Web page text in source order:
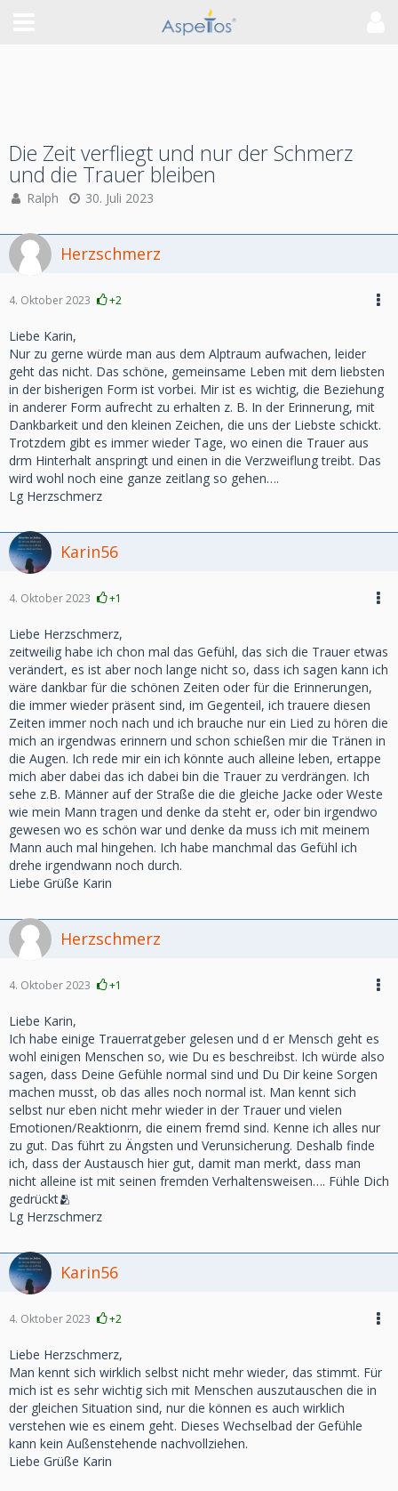
Die Zeit verfliegt und nur der Schmerz
und die Trauer bleiben
Ralph 30. Juli 2023
Herzschmerz
4. Oktober 2023 +2
Liebe Karin,
Nur zu gerne würde man aus dem Alptraum aufwachen, leider
geht das nicht. Das schöne, gemeinsame Leben mit dem liebsten
in der bisherigen Form ist vorbei. Mir ist es wichtig, die Beziehung
in anderer Form aufrecht zu erhalten z. B. In der Erinnerung, mit
Dankbarkeit und den kleinen Zeichen, die uns der Liebste schickt.
Trotzdem gibt es immer wieder Tage, wo einen die Trauer aus
drm Hinterhalt anspringt und einen in die Verzweiflung treibt. Das
wird wohl noch eine ganze zeitlang so gehen….
Lg Herzschmerz
Karin56
4. Oktober 2023 +1
Liebe Herzschmerz,
zeitweilig habe ich chon mal das Gefühl, das sich die Trauer etwas
verändert, es ist aber noch lange nicht so, dass ich sagen kann ich
wäre dankbar für die schönen Zeiten oder für die Erinnerungen,
die immer wieder präsent sind, im Gegenteil, ich trauere diesen
Zeiten immer noch nach und ich brauche nur ein Lied zu hören die
mich an irgendwas erinnern und schon schießen mir die Tränen in
die Augen. Ich rede mir ein ich könnte auch alleine leben, ertappe
mich aber dabei das ich dabei bin die Trauer zu verdrängen. Ich
sehe z.B. Männer auf der Straße die die gleiche Jacke oder Weste
wie mein Mann tragen und denke da steht er, oder bin irgendwo
gewesen wo es schön war und denke da muss ich mit meinem
Mann auch mal hingehen. Ich habe manchmal das Gefühl ich
drehe irgendwann noch durch.
Liebe Grüße Karin
Herzschmerz
4. Oktober 2023 +1
Liebe Karin,
Ich habe einige Trauerratgeber gelesen und d er Mensch geht es
wohl einigen Menschen so, wie Du es beschreibst. Ich würde also
sagen, dass Deine Gefühle normal sind und Du Dir keine Sorgen
machen musst, ob das alles noch normal ist. Man kennt sich
selbst nur eben nicht mehr wieder in der Trauer und vielen
Emotionen/Reaktionrn, die einem fremd sind. Kenne ich alles nur
zu gut. Das führt zu Ängsten und Verunsicherung. Deshalb finde
ich, dass der Austausch hier gut, damit man merkt, dass man
nicht alleine ist mit seinen fremden Verhaltensweisen…. Fühle Dich
gedrückt🫂
Lg Herzschmerz
Karin56
4. Oktober 2023 +2
Liebe Herzschmerz,
Man kennt sich wirklich selbst nicht mehr wieder, das stimmt. Für
mich ist es sehr wichtig sich mit Menschen auszutauschen die in
der gleichen Situation sind, nur die können es auch wirklich
verstehen wie es einem geht. Dieses Wechselbad der Gefühle
kann kein Außenstehende nachvollziehen.
Liebe Grüße Karin